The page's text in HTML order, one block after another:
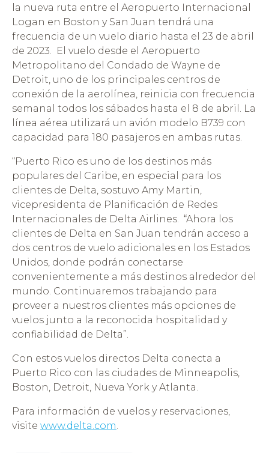
la nueva ruta entre el Aeropuerto Internacional
Logan en Boston y San Juan tendrá una
frecuencia de un vuelo diario hasta el 23 de abril
de 2023. El vuelo desde el Aeropuerto
Metropolitano del Condado de Wayne de
Detroit, uno de los principales centros de
conexión de la aerolínea, reinicia con frecuencia
semanal todos los sábados hasta el 8 de abril. La
línea aérea utilizará un avión modelo B739 con
capacidad para 180 pasajeros en ambas rutas.
“Puerto Rico es uno de los destinos más
populares del Caribe, en especial para los
clientes de Delta, sostuvo Amy Martin,
vicepresidenta de Planificación de Redes
Internacionales de Delta Airlines. “Ahora los
clientes de Delta en San Juan tendrán acceso a
dos centros de vuelo adicionales en los Estados
Unidos, donde podrán conectarse
convenientemente a más destinos alrededor del
mundo. Continuaremos trabajando para
proveer a nuestros clientes más opciones de
vuelos junto a la reconocida hospitalidad y
confiabilidad de Delta”.
Con estos vuelos directos Delta conecta a
Puerto Rico con las ciudades de Minneapolis,
Boston, Detroit, Nueva York y Atlanta.
Para información de vuelos y reservaciones,
visite www.delta.com.